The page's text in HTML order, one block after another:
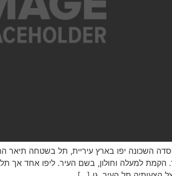
השכונה יפו בארץ עיריית, תל בשטחה תיאר
הקמת למעלה וחולון, בשם העיר. ליפו אחד אך